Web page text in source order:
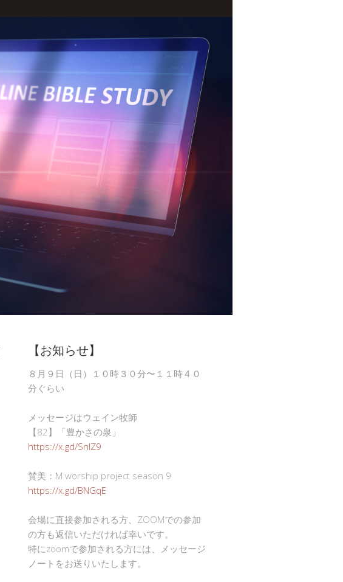
【お知らせ】
８月９日（日）１０時３０分〜１１時４０
分ぐらい
メッセージはウェイン牧師
【82】「豊かさの泉」
https://x.gd/SnlZ9
賛美：M worship project season 9
https://x.gd/BNGqE
会場に直接参加される方、ZOOMでの参加
の方も返信いただければ幸いです。
特にzoomで参加される方には、メッセージ
ノートをお送りいたします。